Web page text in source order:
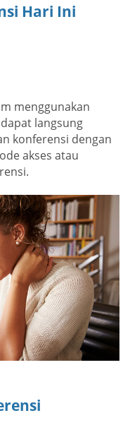
Hari Ini
menggunakan
langsung
konferensi dengan
akses atau